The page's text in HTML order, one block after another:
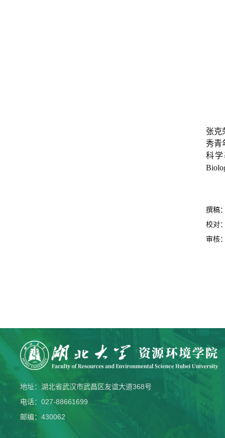
张克
秀青
科学
撰稿
校对
审核
地址：湖北省武汉市武昌区友谊大道368号
电话：027-88661699
邮编：430062